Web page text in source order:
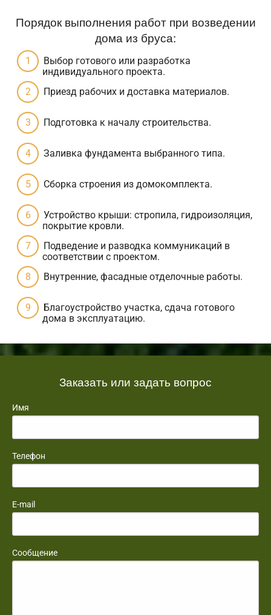
Порядок выполнения работ при возведении
дома из бруса:
Выбор готового или разработка
индивидуального проекта.
Приезд рабочих и доставка материалов.
Подготовка к началу строительства.
Заливка фундамента выбранного типа.
Сборка строения из домокомплекта.
Устройство крыши: стропила, гидроизоляция,
покрытие кровли.
Подведение и разводка коммуникаций в
соответствии с проектом.
Внутренние, фасадные отделочные работы.
Благоустройство участка, сдача готового
дома в эксплуатацию.
Заказать или задать вопрос
Имя
Телефон
E-mail
Сообщение